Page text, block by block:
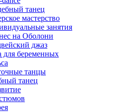
танец
мастерство
занятия
на Оболони
джаз
для беременных
танцы
танец